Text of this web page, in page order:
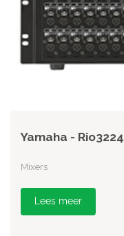
Yamaha - Rio3224
Mixers
Lees meer